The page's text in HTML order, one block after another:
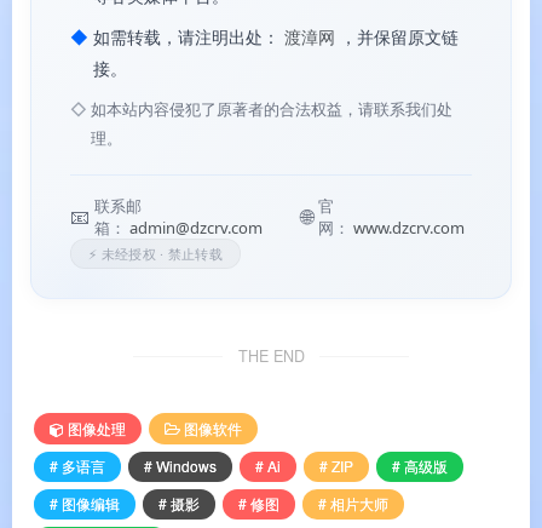
噪、AI 人脸修复、AI 物件移除、AI 风格引擎等强
大功能
提高解析度、去噪点和除雾。
🎭
成和创意设计。
🎨专业调色与色彩校正
度精细控制，以及曲线、色阶、HLS 等专业调色工
📷RAW 格式与批量处理
RAW 格式，可批量编辑和管理大量照片。
🌐360° 全景与 HDR：支持 360° 全景照片拼接与编
◆ 如需转载，请注明出处： 渡漳网 ，并保留原文链
接。
◇ 如本站内容侵犯了原著者的合法权益，请联系我们处
理。
📧 联系邮
箱： admin@dzcrv.com 🌐官
网：www.dzcrv.com
⚡ 未经授权 · 禁止转载
THE END
图像处理
图像软件
# 多语言
# Windows # Ai # ZIP
# 高级版
# 图像编辑
# 摄影 # 修图
# 相片大师